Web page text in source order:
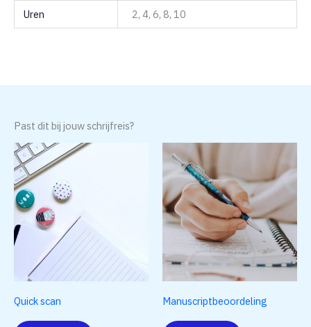
Uren 2, 4, 6, 8, 10
Past dit bij jouw schrijfreis?
Quick scan Manuscriptbeoordeling
Dit
product
heeft
meerdere
variaties.
optie
kan
gekozen
worden